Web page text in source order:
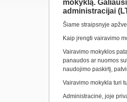
mokyklą.
administracijai
Šiame straipsnyje
Kaip įrengti vairavimo
Vairavimo mokyklos
panaudos ar nuomos
naudojimo paskirtį,
Vairavimo mokykla turi
Administracinė, joje